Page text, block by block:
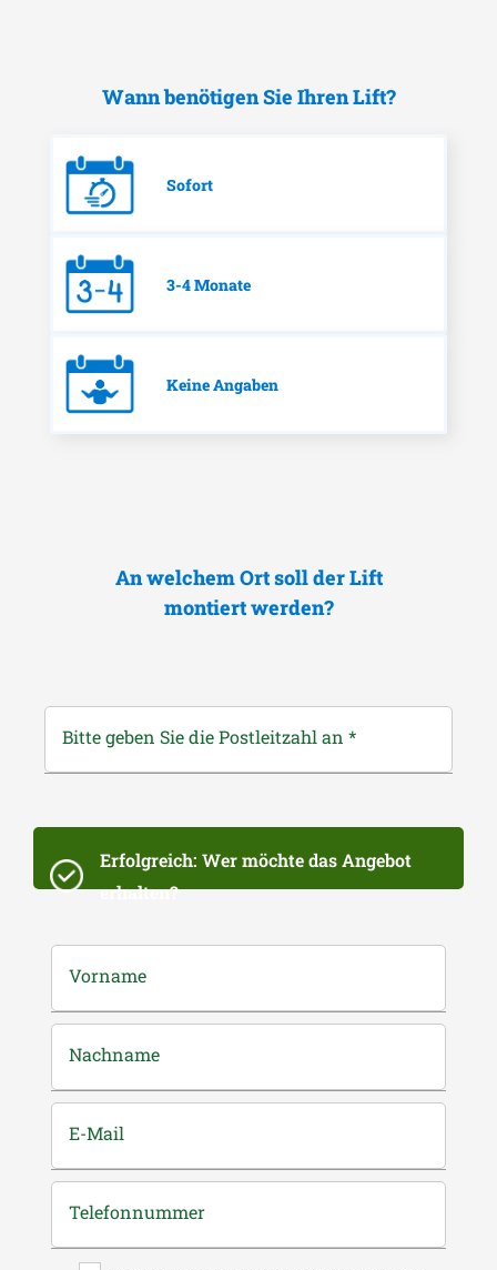
Wann benötigen Sie Ihren Lift?
Sofort
3-4 Monate
Keine Angaben
An welchem Ort soll der Lift
montiert werden?
Bitte geben Sie die Postleitzahl an *
Erfolgreich: Wer möchte das Angebot
erhalten?
Vorname
Nachname
E-Mail
Telefonnummer